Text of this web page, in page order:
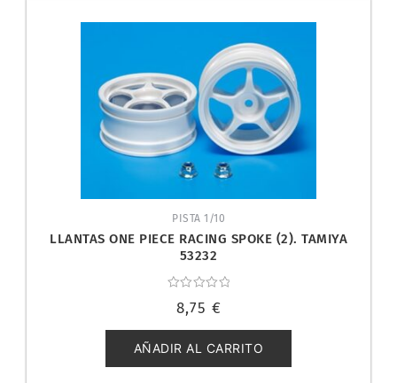
PISTA 1/10
LLANTAS ONE PIECE RACING SPOKE (2). TAMIYA
53232
con
de
5
8,75 €
AÑADIR AL CARRITO